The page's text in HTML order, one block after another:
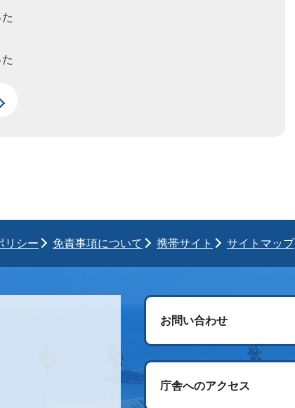
リシー 免責事項について 携帯サイト サイトマップ
お問い合わせ
庁舎へのアクセス